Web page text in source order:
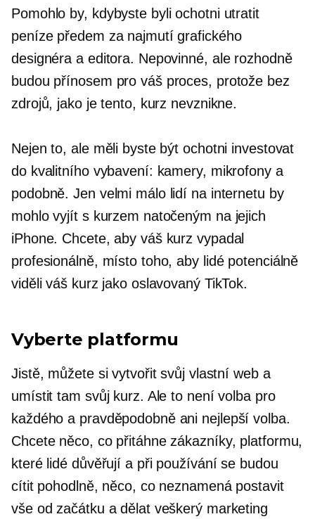
Pomohlo by, kdybyste byli ochotni utratit
peníze předem za najmutí grafického
designéra a editora. Nepovinné, ale rozhodně
budou přínosem pro váš proces, protože bez
zdrojů, jako je tento, kurz nevznikne.
Nejen to, ale měli byste být ochotni investovat
do kvalitního vybavení: kamery, mikrofony a
podobně. Jen velmi málo lidí na internetu by
mohlo vyjít s kurzem natočeným na jejich
iPhone. Chcete, aby váš kurz vypadal
profesionálně, místo toho, aby lidé potenciálně
viděli váš kurz jako oslavovaný TikTok.
Vyberte platformu
Jistě, můžete si vytvořit svůj vlastní web a
umístit tam svůj kurz. Ale to není volba pro
každého a pravděpodobně ani nejlepší volba.
Chcete něco, co přitáhne zákazníky, platformu,
které lidé důvěřují a při používání se budou
cítit pohodlně, něco, co neznamená postavit
vše od začátku a dělat veškerý marketing